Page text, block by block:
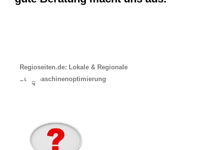
Regioseiten.de: Lokale & Regionale
Suchmaschinenoptimierung
☟